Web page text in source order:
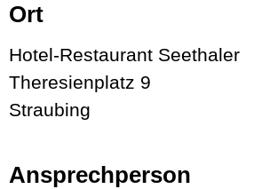
Ort
Hotel-Restaurant Seethaler
Theresienplatz 9
Straubing
Ansprechperson